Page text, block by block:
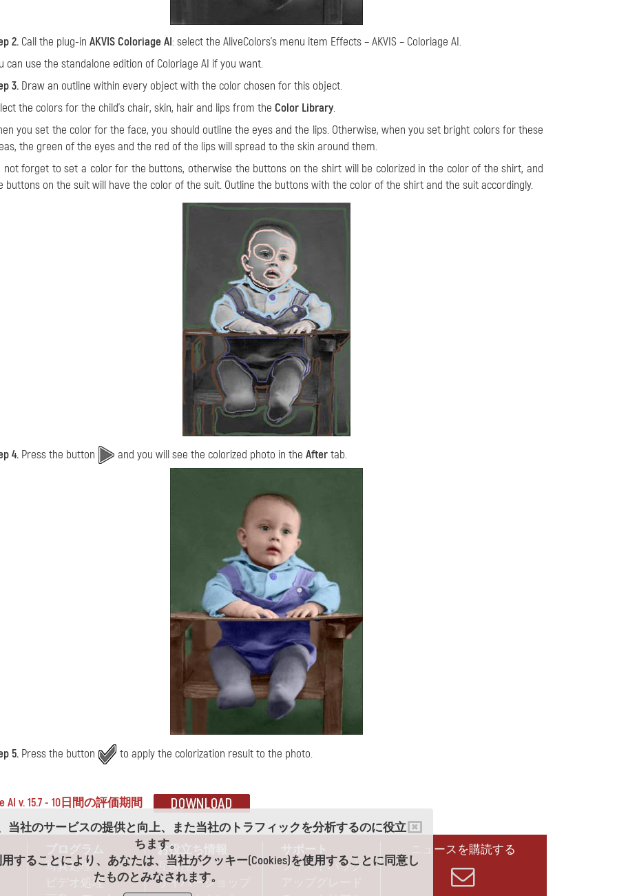
当社のサービスの提供と向上、また当社のトラフィックを分析するのに役立
ちます。
することにより、あなたは、当社がクッキー(Cookies)を使用することに同意し
たものとみなされます。
2. Call the plug-in AKVIS Coloriage AI: select the AliveColors's menu item Effects – AKVIS – Coloriage AI.
can use the standalone edition of Coloriage AI if you want.
3. Draw an outline within every object with the color chosen for this object.
the colors for the child's chair, skin, hair and lips from the Color Library.
you set the color for the face, you should outline the eyes and the lips. Otherwise, when you set bright colors for these
the green of the eyes and the red of the lips will spread to the skin around them.
not forget to set a color for the buttons, otherwise the buttons on the shirt will be colorized in the color of the shirt, and
buttons on the suit will have the color of the suit. Outline the buttons with the color of the shirt and the suit accordingly.
4. Press the button and you will see the colorized photo in the Aftertab.
5. Press the button to apply the colorization result to the photo.
AI v. 15.7 - 10日間の評価期間
写真処理
ビデオ処理
お役立ち情報
互換性
サイバーショップ
フィードバック
ニュースを購読する